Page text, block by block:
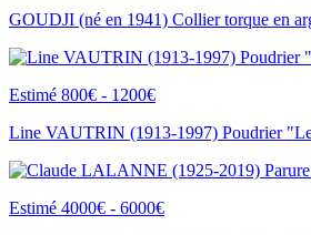
GOUDJI (né en 1941) Collier torque en
Estimé 800€ - 1200€
Line VAUTRIN (1913-1997) Poudrier
Estimé 4000€ - 6000€